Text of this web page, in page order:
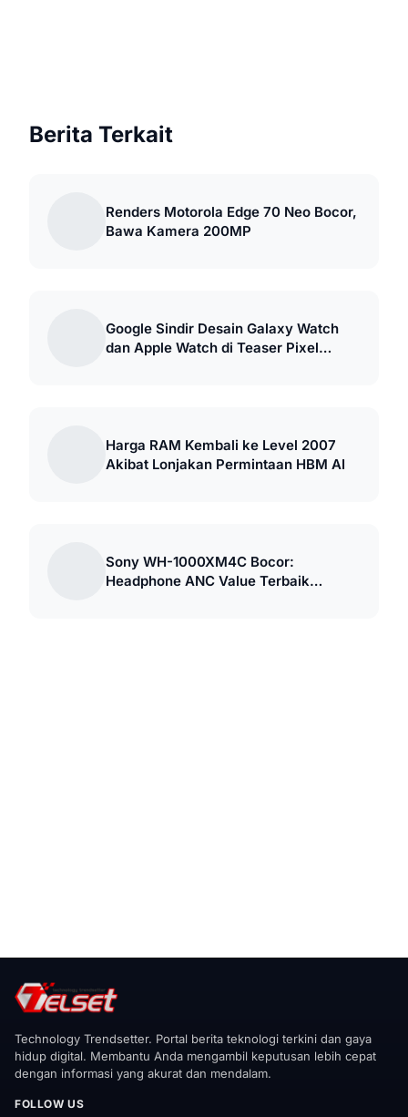
Berita Terkait
Renders Motorola Edge 70 Neo Bocor,
Bawa Kamera 200MP
Google Sindir Desain Galaxy Watch
dan Apple Watch di Teaser Pixel
Harga RAM Kembali ke Level 2007
Akibat Lonjakan Permintaan HBM AI
Sony WH-1000XM4C Bocor:
Headphone ANC Value Terbaik
Technology Trendsetter. Portal berita teknologi terkini dan gaya
hidup digital. Membantu Anda mengambil keputusan lebih cepat
dengan informasi yang akurat dan mendalam.
FOLLOW US